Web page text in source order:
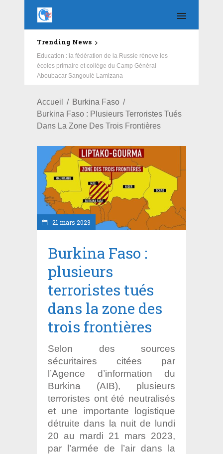
Trending News
Education : la fédération de la Russie rénove les
écoles primaire et collège du Camp Général
Aboubacar Sangoulé Lamizana
Accueil
Burkina Faso
Burkina Faso : Plusieurs Terroristes Tués
Dans La Zone Des Trois Frontières
21 mars 2023
Burkina Faso :
plusieurs
terroristes tués
dans la zone des
trois frontières
Selon des sources
sécuritaires citées par
l’Agence d’information du
Burkina (AIB), plusieurs
terroristes ont été neutralisés
et une importante logistique
détruite dans la nuit de lundi
20 au mardi 21 mars 2023,
par l’armée de l’air dans la